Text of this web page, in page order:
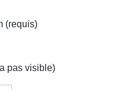
(requis)
pas visible)